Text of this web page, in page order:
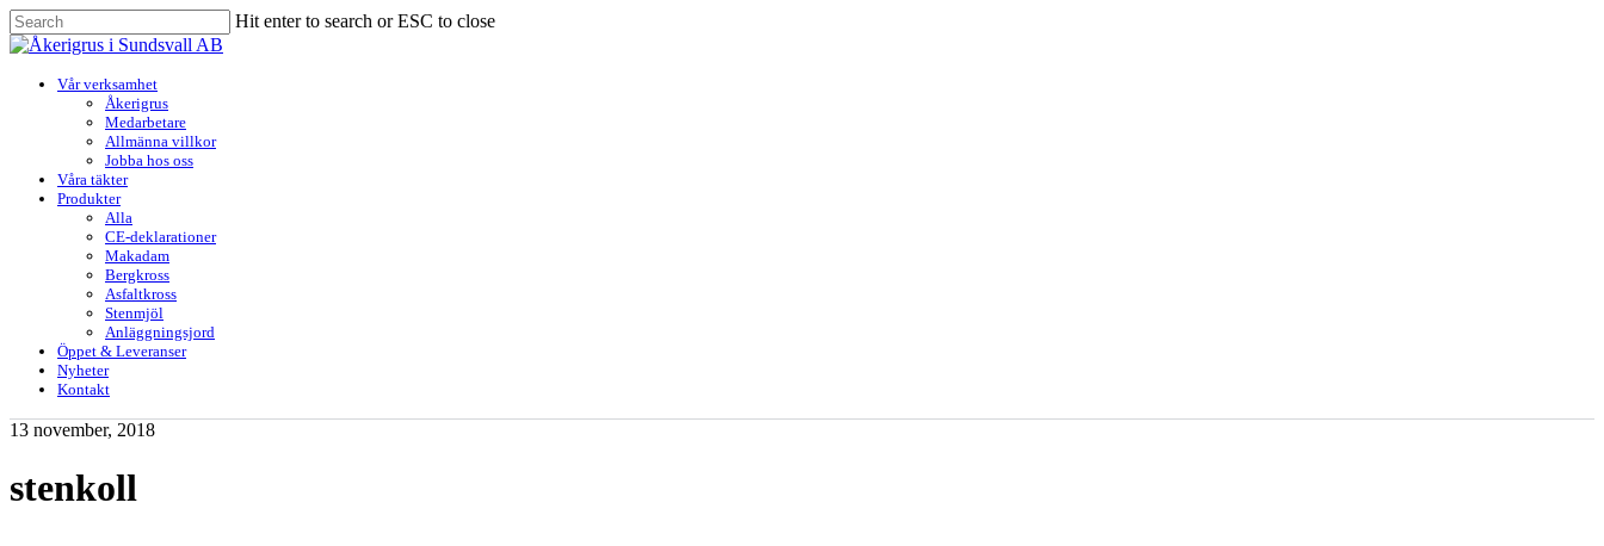
Skip
to
content
Hit enter to search or ESC to close
Close
Menu
Vår verksamhet
Åkerigrus
Medarbetare
Allmänna villkor
Jobba hos oss
Våra täkter
Produkter
Alla
CE-deklarationer
Makadam
Bergkross
Asfaltkross
Stenmjöl
Anläggningsjord
Öppet & Leveranser
Nyheter
Kontakt
13 november, 2018
stenkoll